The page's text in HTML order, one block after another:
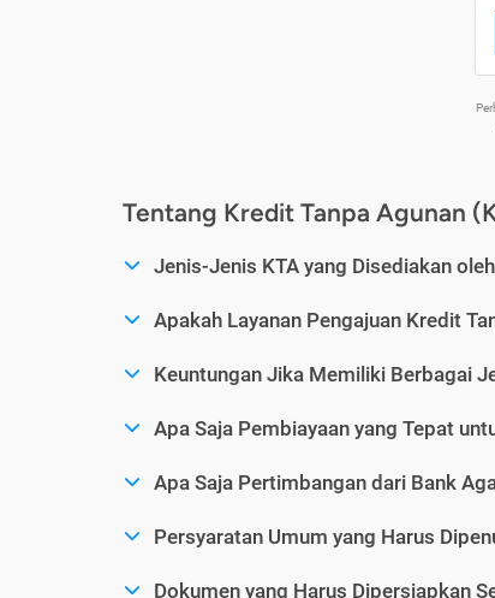
Tentang Kredit Tanpa Agunan
Jenis-Jenis KTA yang Disediakan
Apakah Layanan Pengajuan Kredit
Keuntungan Jika Memiliki Berbagai
Apa Saja Pembiayaan yang Tepat
Apa Saja Pertimbangan dari Bank
Persyaratan Umum yang Harus
Dokumen yang Harus Dipersiapkan